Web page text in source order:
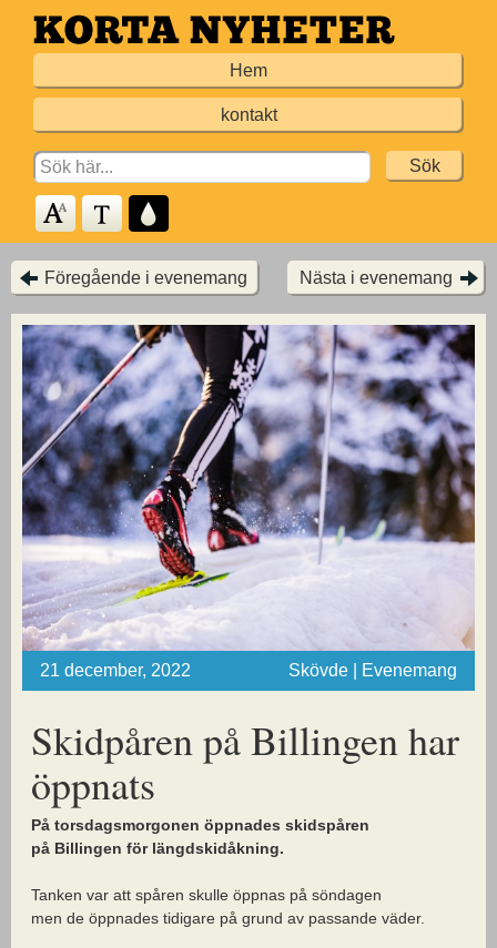
Hoppa
till
Hem
kontakt
Search
for:
Föregående i evenemang Nästa i evenemang
21 december, 2022 Skövde | Evenemang
Skidpåren på Billingen har
öppnats
På torsdagsmorgonen öppnades skidspåren
på Billingen för längdskidåkning.
Tanken var att spåren skulle öppnas på söndagen
men de öppnades tidigare på grund av passande väder.